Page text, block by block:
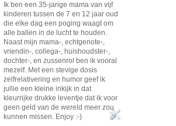
Ik ben een 35-jarige mama van vijf
kinderen tussen de 7 en 12 jaar oud
die elke dag een poging waagt om
alle ballen in de lucht te houden.
Naast mijn mama-, echtgenote-,
vriendin-, collega-, huishoudster-,
dochter-, en zussenrol ben ik vooral
mezelf. Met een stevige dosis
zelfrelativering en humor geef ik
jullie een kleine inkijk in dat
kleurrijke drukke leventje dat ik voor
geen geld van de wereld meer zou
kunnen missen. Enjoy :-)